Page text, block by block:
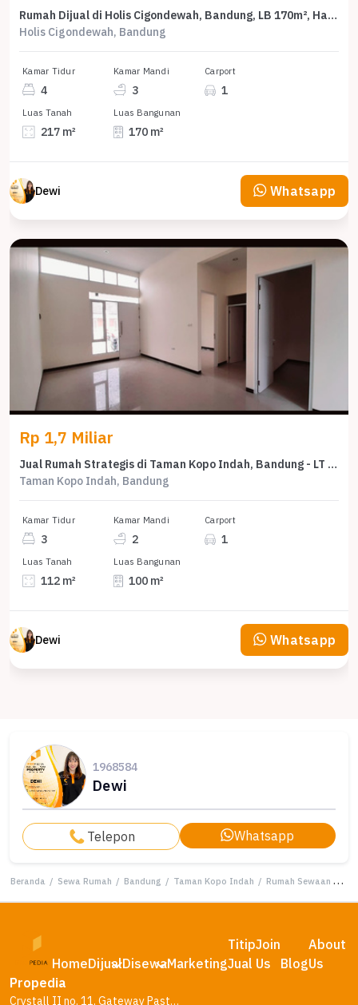
Rumah Dijual di Holis Cigondewah, Bandung, LB 170m², Harga Kompetitif!
Holis Cigondewah, Bandung
Kamar Tidur
4
Kamar Mandi
3
Carport
1
Luas Tanah
217 m²
Luas Bangunan
170 m²
Dewi Whatsapp
Rp 1,7 Miliar
Jual Rumah Strategis di Taman Kopo Indah, Bandung - LT 112m²
Taman Kopo Indah, Bandung
Kamar Tidur
3
Kamar Mandi
2
Carport
1
Luas Tanah
112 m²
Luas Bangunan
100 m²
Dewi Whatsapp
1968584
Dewi
Telepon Whatsapp
Beranda / Sewa Rumah / Bandung / Taman Kopo Indah / Rumah Sewaan Murah di Taman Kopo Indah, Bandung, 3 KT, Harga 60 Juta /tahun
HomeDijualDisewaMarketing
Titip
Jual
Join
Us
Blog
About
Us
Propedia
Crystall II no. 11, Gateway Pasteur Residence, Bandung – Jawa Barat